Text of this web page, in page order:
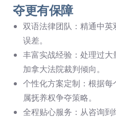
夺更有保障
双语法律团队：精通中
误差。
丰富实战经验：处理过
加拿大法院裁判倾向。
个性化方案定制：根据
属抚养权争夺策略。
全程贴心服务：从咨询